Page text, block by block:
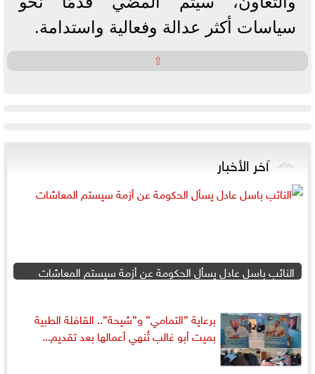
سياسات أكثر عدالة وفعالية واستدامة.
⇧
آخر الأخبار
النائب باسل عادل يسأل الحكومة عن أزمة سيستم المعاشات
برعاية ”التمامي” و”شيحة”.. القافلة الطبية
بميت أبو غالب تُنهي أعمالها بعد تقديم...